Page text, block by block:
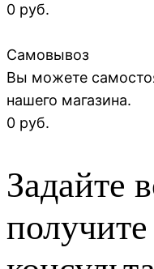
0 руб.
Самовывоз
Вы можете
нашего магазина.
0 руб.
Задайте
получите